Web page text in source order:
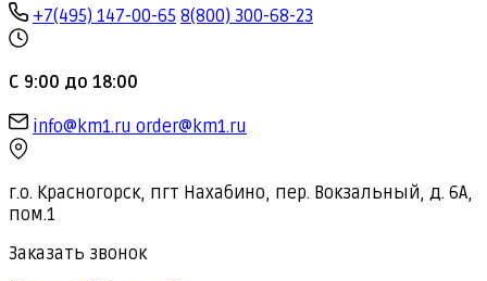
+7(495) 147-00-65 8(800) 300-68-23
С 9:00 до 18:00
info@km1.ru order@km1.ru
г.о. Красногорск, пгт Нахабино, пер. Вокзальный, д. 6А,
пом.1
Заказать звонок